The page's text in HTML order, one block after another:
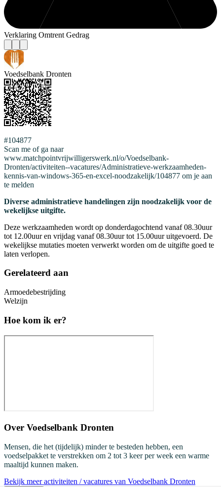
Verklaring Omtrent Gedrag
Voedselbank Dronten
#104877
Scan me of ga naar
www.matchpointvrijwilligerswerk.nl/o/Voedselbank-
Dronten/activiteiten--vacatures/Administratieve-werkzaamheden-
kennis-van-windows-365-en-excel-noodzakelijk/104877 om je aan
te melden
Diverse administratieve handelingen zijn noodzakelijk voor de
wekelijkse uitgifte.
Deze werkzaamheden wordt op donderdagochtend vanaf 08.30uur
tot 12.00uur en vrijdag vanaf 08.30uur tot 15.00uur uitgevoerd. De
wekelijkse mutaties moeten verwerkt worden om de uitgifte goed te
laten verlopen.
Gerelateerd aan
Armoedebestrijding
Welzijn
Hoe kom ik er?
Over Voedselbank Dronten
Mensen, die het (tijdelijk) minder te besteden hebben, een
voedselpakket te verstrekken om 2 tot 3 keer per week een warme
maaltijd kunnen maken.
Bekijk meer activiteiten / vacatures van Voedselbank Dronten